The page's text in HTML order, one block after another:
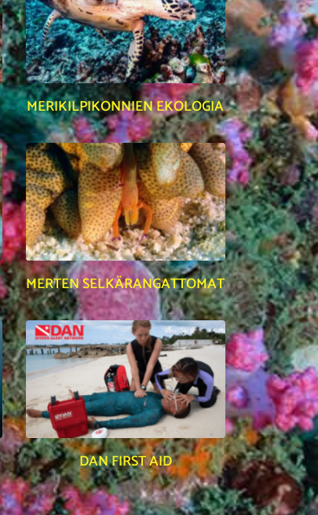
MERIKILPIKONNIEN EKOLOGIA
MERTEN SELKÄRANGATTOMAT
DAN FIRST AID